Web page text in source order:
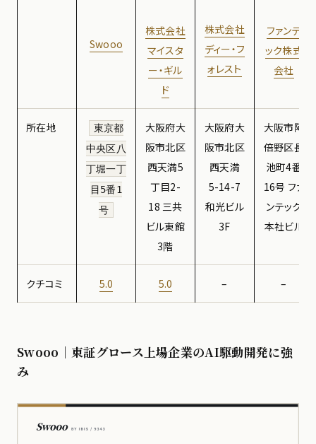
Swooo
株式会社
マイスタ
ー・ギル
ド
株式会社
ディー・フ
ォレスト
ファンテ
ック株式
会社
所在地
東京都
中央区八
丁堀一丁
目5番1
号
大阪府大
阪市北区
西天満5
丁目2-
18 三共
ビル東館
3階
大阪府大
阪市北区
西天満
5-14-7
和光ビル
3F
大阪市阿
倍野区長
池町4番
16号 ファ
ンテック
本社ビル
クチコミ 5.0 5.0 – –
Swooo｜東証グロース上場企業のAI駆動開発に強
み